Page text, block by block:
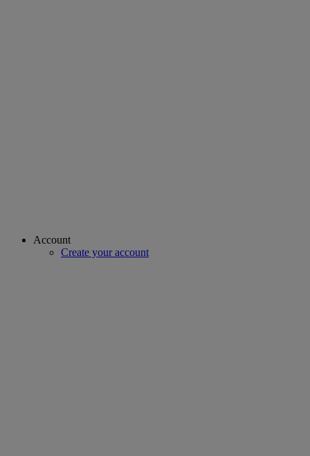
Account
Create your account